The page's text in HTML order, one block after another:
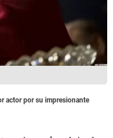
actorpor su impresionante